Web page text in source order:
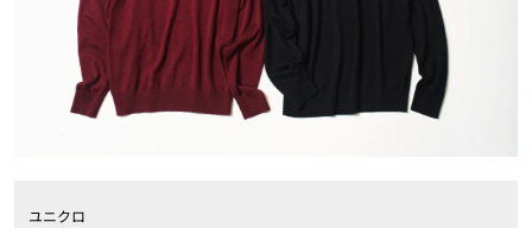
ユニクロ